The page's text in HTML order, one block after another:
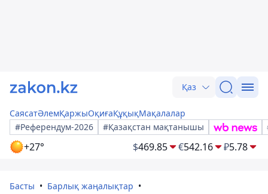
Қаз
СаясатӘлемҚаржыОқиғаҚұқықМақалалар
#Референдум-2026
#Қазақстан мақтанышы
+27° $469.85 €542.16 ₽5.78
Басты
Барлық жаңалықтар